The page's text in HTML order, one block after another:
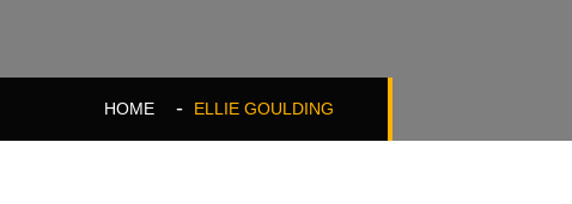
HOME ELLIE GOULDING